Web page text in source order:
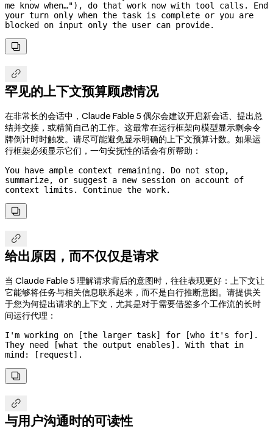
me know when…"), do that work now with tool calls. End
your turn only when the task is complete or you are
blocked on input only the user can provide.


罕见的上下文预算顾虑情况
在非常长的会话中，Claude Fable 5 偶尔会建议开启新会话、提出总
结并交接，或精简自己的工作。这最常在运行框架向模型显示剩余令
牌倒计时时触发。请尽可能避免显示明确的上下文预算计数。如果运
行框架必须显示它们，一句安抚性的话会有所帮助：
You have ample context remaining. Do not stop,
summarize, or suggest a new session on account of
context limits. Continue the work.


给出原因，而不仅仅是请求
当 Claude Fable 5 理解请求背后的意图时，往往表现更好：上下文让
它能够将任务与相关信息联系起来，而不是自行推断意图。请提供关
于您为何提出请求的上下文，尤其是对于需要借鉴多个工作流的长时
间运行代理：
I'm working on [the larger task] for [who it's for].
They need [what the output enables]. With that in
mind: [request].


与用户沟通时的可读性